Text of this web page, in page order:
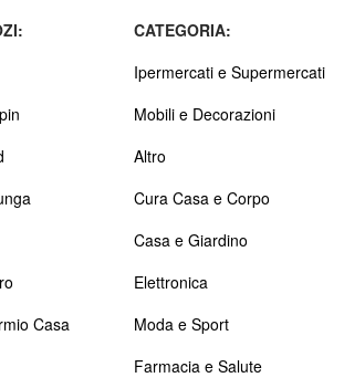
Casa
CATEGORIA:
Ipermercati e Supermercati
Mobili e Decorazioni
Altro
Cura Casa e Corpo
Casa e Giardino
Elettronica
Moda e Sport
Farmacia e Salute